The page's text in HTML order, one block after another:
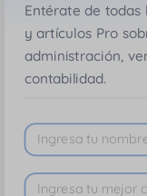
Entérate de todas
y artículos Pro
administración,
contabilidad.